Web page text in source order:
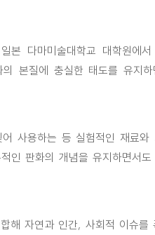
다마미술대학교 대학원에
본질에 충실한 태도를 유지
사용하는 등 실험적인 재료와
인 판화의 개념을 유지하면서
해 자연과 인간, 사회적 이슈를